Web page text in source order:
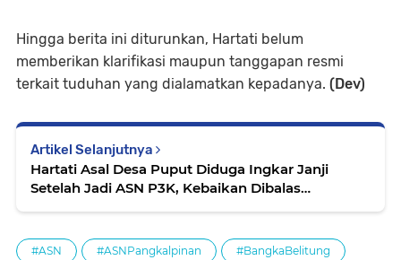
Hingga berita ini diturunkan, Hartati belum
memberikan klarifikasi maupun tanggapan resmi
terkait tuduhan yang dialamatkan kepadanya. (Dev)
Artikel Selanjutnya
Hartati Asal Desa Puput Diduga Ingkar Janji
Setelah Jadi ASN P3K, Kebaikan Dibalas
#ASN #ASNPangkalpinan #BangkaBelitung